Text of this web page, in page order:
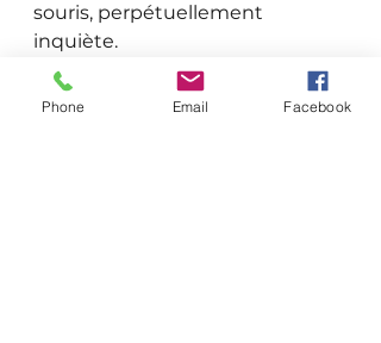
souris, perpétuellement
inquiète.
Phone Email Facebook